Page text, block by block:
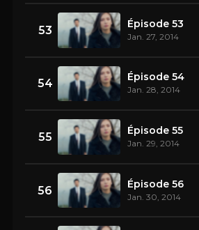
53 Épisode 53
Jan. 27, 2014
54 Épisode 54
Jan. 28, 2014
55 Épisode 55
Jan. 29, 2014
56 Épisode 56
Jan. 30, 2014